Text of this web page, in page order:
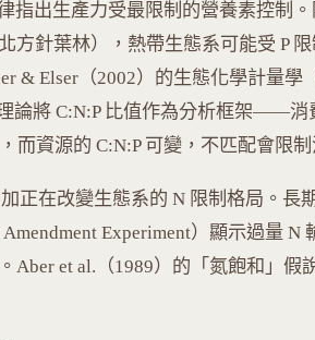
指出生產力受最限制的營養素控制
方針葉林），熱帶生態系可能受 P
& Elser（2002）的生態化學計量學
論將 C:N:P 比值作為分析框架——消
，而資源的 C:N:P 可變，不匹配會限
正在改變生態系的 N 限制格局。長
Amendment Experiment）顯示過量
Aber et al.（1989）的「氮飽和」假